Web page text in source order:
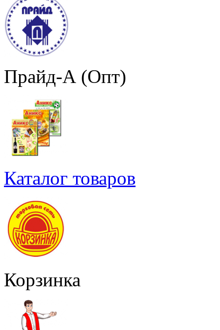
Прайд-А (Опт)
Каталог товаров
Корзинка